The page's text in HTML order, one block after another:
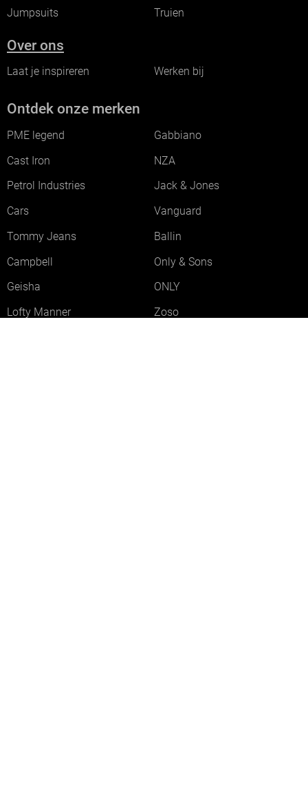
Jumpsuits
Truien
Over ons
Laat je inspireren Werken bij
Ontdek onze merken
PME legend
Gabbiano
Cast Iron
NZA
Petrol Industries
Jack & Jones
Cars
Vanguard
Tommy Jeans
Ballin
Campbell
Only & Sons
Geisha
ONLY
Lofty Manner
Zoso